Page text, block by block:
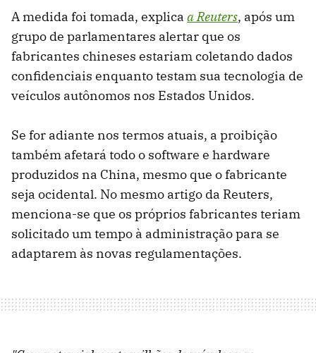
A medida foi tomada, explica a Reuters, após um
grupo de parlamentares alertar que os
fabricantes chineses estariam coletando dados
confidenciais enquanto testam sua tecnologia de
veículos autônomos nos Estados Unidos.
Se for adiante nos termos atuais, a proibição
também afetará todo o software e hardware
produzidos na China, mesmo que o fabricante
seja ocidental. No mesmo artigo da Reuters,
menciona-se que os próprios fabricantes teriam
solicitado um tempo à administração para se
adaptarem às novas regulamentações.